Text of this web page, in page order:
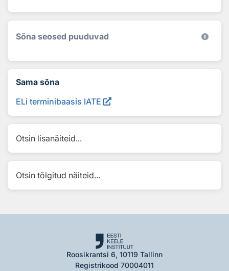
Sõna seosed puuduvad
Sama sõna
ELi terminibaasis IATE
Otsin lisanäiteid...
Otsin tõlgitud näiteid...
Roosikrantsi 6, 10119 Tallinn
Registrikood 70004011